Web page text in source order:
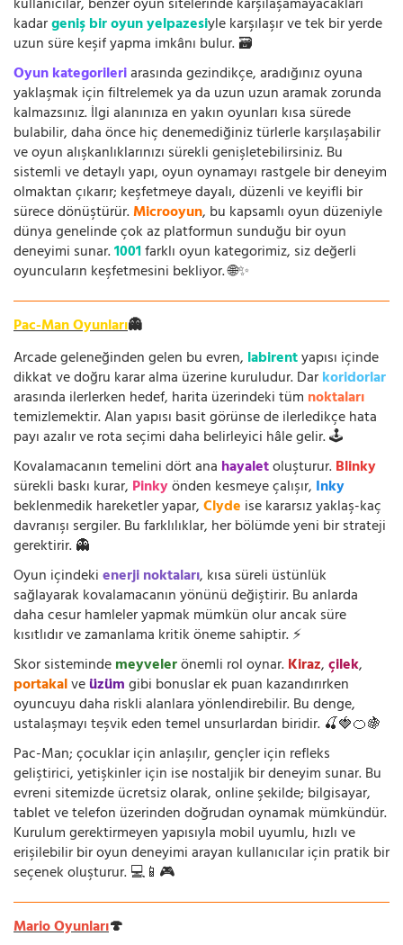
kullanıcılar, benzer oyun sitelerinde karşılaşamayacakları
kadargeniş bir oyun yelpazesiyle karşılaşır ve tek bir yerde
uzun süre keşif yapma imkânı bulur. 🗃️
Oyun kategorileriarasında gezindikçe, aradığınız oyuna
yaklaşmak için filtrelemek ya da uzun uzun aramak zorunda
kalmazsınız. İlgi alanınıza en yakın oyunları kısa sürede
bulabilir, daha önce hiç denemediğiniz türlerle karşılaşabilir
ve oyun alışkanlıklarınızı sürekli genişletebilirsiniz. Bu
sistemli ve detaylı yapı, oyun oynamayı rastgele bir deneyim
olmaktan çıkarır; keşfetmeye dayalı, düzenli ve keyifli bir
sürece dönüştürür.Microoyun, bu kapsamlı oyun düzeniyle
dünya genelinde çok az platformun sunduğu bir oyun
deneyimi sunar.1001farklı oyun kategorimiz, siz değerli
oyuncuların keşfetmesini bekliyor. 🌐✨
Pac-Man Oyunları👻
Arcade geleneğinden gelen bu evren, labirentyapısı içinde
dikkat ve doğru karar alma üzerine kuruludur. Darkoridorlar
arasında ilerlerken hedef, harita üzerindeki tüm noktaları
temizlemektir. Alan yapısı basit görünse de ilerledikçe hata
payı azalır ve rota seçimi daha belirleyici hâle gelir. 🕹️
Kovalamacanın temelini dört ana hayaletoluşturur.Blinky
sürekli baskı kurar, Pinkyönden kesmeye çalışır, Inky
beklenmedik hareketler yapar,Clyde ise kararsız yaklaş-kaç
davranışı sergiler. Bu farklılıklar, her bölümde yeni bir strateji
gerektirir. 👻
Oyun içindekienerji noktaları, kısa süreli üstünlük
sağlayarak kovalamacanın yönünü değiştirir. Bu anlarda
daha cesur hamleler yapmak mümkün olur ancak süre
kısıtlıdır ve zamanlama kritik öneme sahiptir. ⚡
Skor sistemindemeyvelerönemli rol oynar.Kiraz,çilek,
portakalveüzümgibi bonuslar ek puan kazandırırken
oyuncuyu daha riskli alanlara yönlendirebilir. Bu denge,
ustalaşmayı teşvik eden temel unsurlardan biridir. 🍒🍓🍊🍇
Pac-Man; çocuklar için anlaşılır, gençler için refleks
geliştirici, yetişkinler için ise nostaljik bir deneyim sunar. Bu
evreni sitemizde ücretsiz olarak, online şekilde; bilgisayar,
tablet ve telefon üzerinden doğrudan oynamak mümkündür.
Kurulum gerektirmeyen yapısıyla mobil uyumlu, hızlı ve
erişilebilir bir oyun deneyimi arayan kullanıcılar için pratik bir
seçenek oluşturur. 💻📱🎮
Mario Oyunları🍄